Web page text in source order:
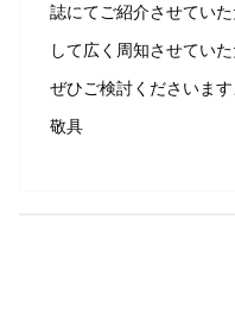
誌にてご紹介させてい
して広く周知させていた
ぜひご検討くださいま
敬具